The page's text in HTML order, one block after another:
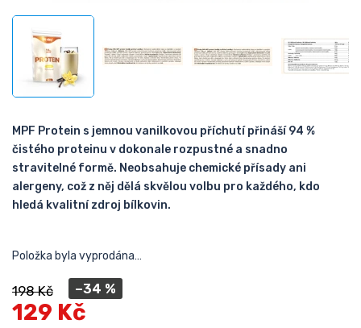
198 Kč –34 %
129 Kč
Položka byla vyprodána…
MPF Protein s jemnou vanilkovou příchutí přináší 94 %
čistého proteinu v dokonale rozpustné a snadno
stravitelné formě. Neobsahuje chemické přísady ani
alergeny, což z něj dělá skvělou volbu pro každého, kdo
hledá kvalitní zdroj bílkovin.